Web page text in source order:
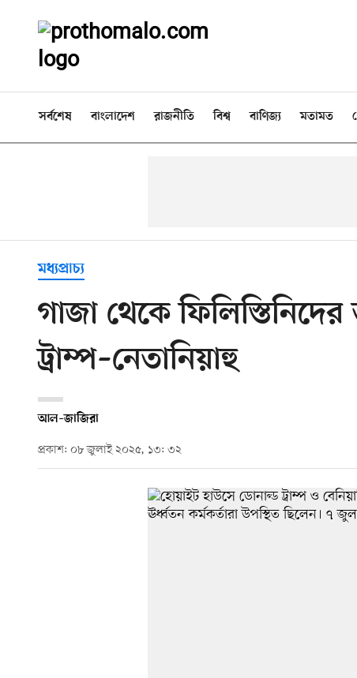
সর্বশেষ বাংলাদেশ রাজনীতি বিশ্ব বাণিজ্য মতামত
মধ্যপ্রাচ্য
গাজা থেকে
ট্রাম্প–নেতানিয়াহু
আল–জাজিরা
প্রকাশ: ০৮ জুলাই ২০২৫, ১৩: ৩২